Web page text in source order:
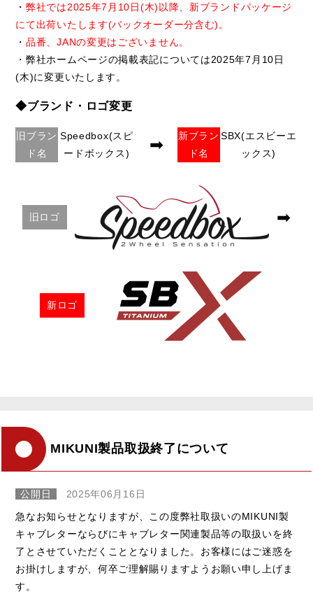
・弊社では2025年7月10日(木)以降、新ブランドパッケージ
にて出荷いたします(バックオーダー分含む)。
・品番、JANの変更はございません。
・弊社ホームページの掲載表記については2025年7月10日
(木)に変更いたします。
◆ブランド・ロゴ変更
旧ブラン
ド名
Speedbox(スピ
ードボックス)
➡
新ブラン
ド名
SBX(エスビーエ
ックス)
旧ロゴ ➡
新ロゴ
MIKUNI製品取扱終了について
公開日
2025年06月16日
急なお知らせとなりますが、この度弊社取扱いのMIKUNI製
キャブレターならびにキャブレター関連製品等の取扱いを終
了とさせていただくこととなりました。お客様にはご迷惑を
お掛けしますが、何卒ご理解賜りますようお願い申し上げま
す。